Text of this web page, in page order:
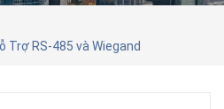
Trợ RS-485 và Wiegand